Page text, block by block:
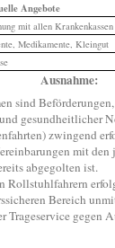
Angebote
mit allen Krankenkassen
Medikamente, Kleingut
Ausnahme:
sind
gesundheitlicher
zwingend
mit
abgegolten ist.
Rollstuhlfahrern
Bereich
Trageservice gegen